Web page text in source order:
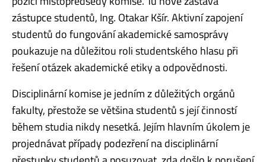
zástupce studentů, Ing. Otakar Kšír. Aktivní zapojení
studentů do fungování akademické samosprávy
poukazuje na důležitou roli studentského hlasu při
řešení otázek akademické etiky a odpovědnosti.
Disciplinární komise je jedním z důležitých orgánů
fakulty, přestože se většina studentů s její činností
během studia nikdy nesetká. Jejím hlavním úkolem je
projednávat případy podezření na disciplinární